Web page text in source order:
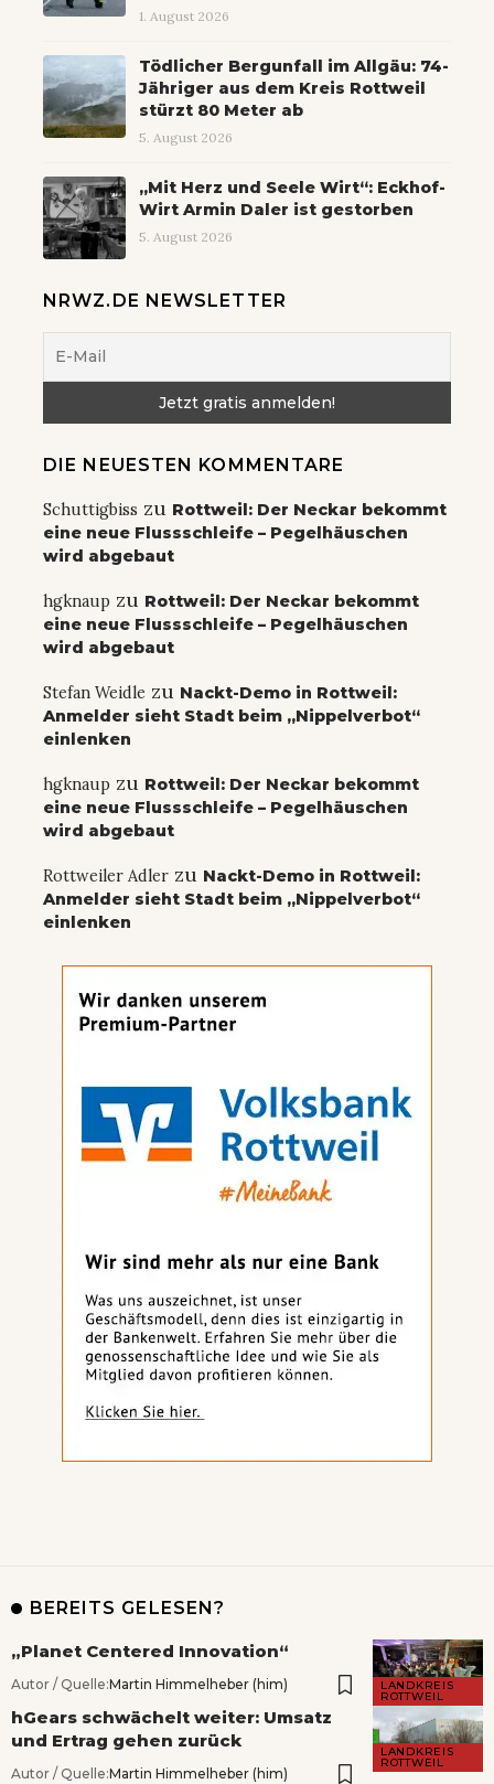
1. August 2026
Tödlicher Bergunfall im Allgäu: 74-
Jähriger aus dem Kreis Rottweil
stürzt 80 Meter ab
5. August 2026
„Mit Herz und Seele Wirt“: Eckhof-
Wirt Armin Daler ist gestorben
5. August 2026
NRWZ.DE NEWSLETTER
DIE NEUESTEN KOMMENTARE
Schuttigbiss zu Rottweil: Der Neckar bekommt
eine neue Flussschleife – Pegelhäuschen
wird abgebaut
hgknaup zu Rottweil: Der Neckar bekommt
eine neue Flussschleife – Pegelhäuschen
wird abgebaut
Stefan Weidle zu Nackt-Demo in Rottweil:
Anmelder sieht Stadt beim „Nippelverbot“
einlenken
hgknaup zu Rottweil: Der Neckar bekommt
eine neue Flussschleife – Pegelhäuschen
wird abgebaut
Rottweiler Adler zu Nackt-Demo in Rottweil:
Anmelder sieht Stadt beim „Nippelverbot“
einlenken
BEREITS GELESEN?
LANDKREIS
ROTTWEIL
„Planet Centered Innovation“
Autor / Quelle:Martin Himmelheber (him)
LANDKREIS
ROTTWEIL
hGears schwächelt weiter: Umsatz
und Ertrag gehen zurück
Autor / Quelle:Martin Himmelheber (him)